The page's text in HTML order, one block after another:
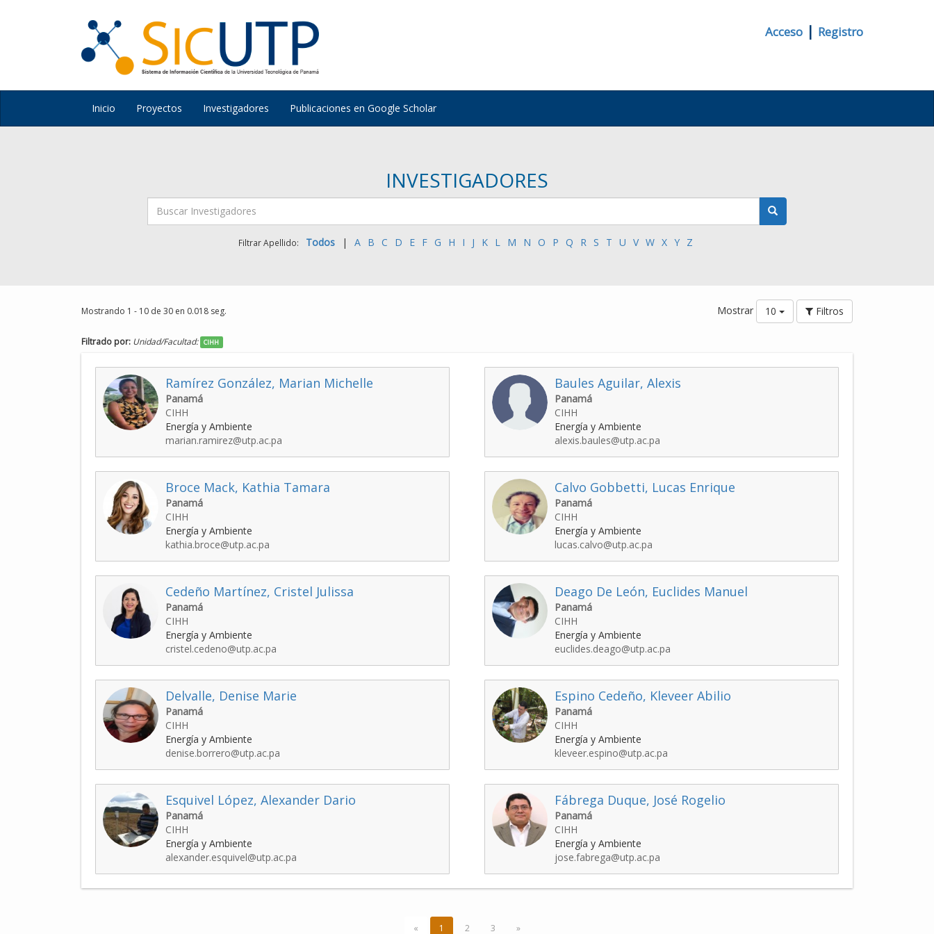
Acceso | Registro
Inicio Proyectos Investigadores Publicaciones en Google Scholar
INVESTIGADORES
Filtrar Apellido: Todos | A B C D E F G H I J K L M N O P Q R S T U V W X Y Z
Mostrando 1 - 10 de 30 en 0.018 seg. Mostrar 10 Filtros
Filtrado por: Unidad/Facultad: CIHH
Ramírez González, Marian Michelle
Panamá
CIHH
Energía y Ambiente
marian.ramirez@utp.ac.pa
Baules Aguilar, Alexis
Panamá
CIHH
Energía y Ambiente
alexis.baules@utp.ac.pa
Broce Mack, Kathia Tamara
Panamá
CIHH
Energía y Ambiente
kathia.broce@utp.ac.pa
Calvo Gobbetti, Lucas Enrique
Panamá
CIHH
Energía y Ambiente
lucas.calvo@utp.ac.pa
Cedeño Martínez, Cristel Julissa
Panamá
CIHH
Energía y Ambiente
cristel.cedeno@utp.ac.pa
Deago De León, Euclides Manuel
Panamá
CIHH
Energía y Ambiente
euclides.deago@utp.ac.pa
Delvalle, Denise Marie
Panamá
CIHH
Energía y Ambiente
denise.borrero@utp.ac.pa
Espino Cedeño, Kleveer Abilio
Panamá
CIHH
Energía y Ambiente
kleveer.espino@utp.ac.pa
Esquivel López, Alexander Dario
Panamá
CIHH
Energía y Ambiente
alexander.esquivel@utp.ac.pa
Fábrega Duque, José Rogelio
Panamá
CIHH
Energía y Ambiente
jose.fabrega@utp.ac.pa
« 1 2 3 »